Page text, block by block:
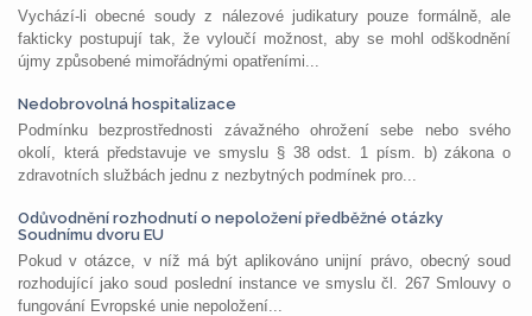
Vychází-li obecné soudy z nálezové judikatury pouze formálně, ale
fakticky postupují tak, že vyloučí možnost, aby se mohl odškodnění
újmy způsobené mimořádnými opatřeními...
Nedobrovolná hospitalizace
Podmínku bezprostřednosti závažného ohrožení sebe nebo svého
okolí, která představuje ve smyslu § 38 odst. 1 písm. b) zákona o
zdravotních službách jednu z nezbytných podmínek pro...
Odůvodnění rozhodnutí o nepoložení předběžné otázky
Soudnímu dvoru EU
Pokud v otázce, v níž má být aplikováno unijní právo, obecný soud
rozhodující jako soud poslední instance ve smyslu čl. 267 Smlouvy o
fungování Evropské unie nepoložení...